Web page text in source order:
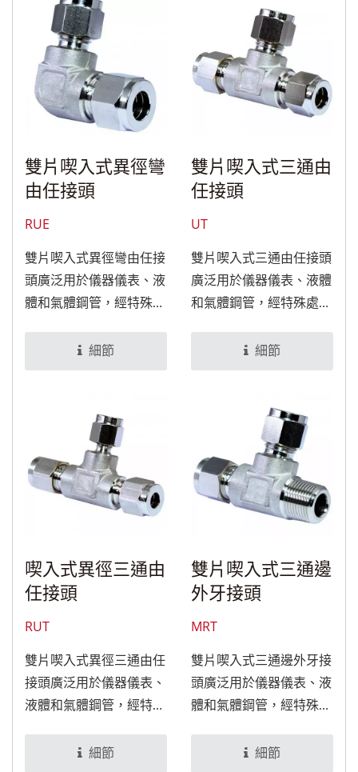
雙片喫入式異徑彎
由任接頭
RUE
雙片喫入式異徑彎由任接
頭廣泛用於儀器儀表、液
體和氣體鋼管，經特殊處
細節
雙片喫入式三通由
任接頭
UT
雙片喫入式三通由任接頭
廣泛用於儀器儀表、液體
和氣體鋼管，經特殊處理
細節
喫入式異徑三通由
任接頭
RUT
雙片喫入式異徑三通由任
接頭廣泛用於儀器儀表、
液體和氣體鋼管，經特殊
醫療設備。 細節
雙片喫入式三通邊
外牙接頭
MRT
雙片喫入式三通邊外牙接
頭廣泛用於儀器儀表、液
體和氣體鋼管，經特殊處
細節